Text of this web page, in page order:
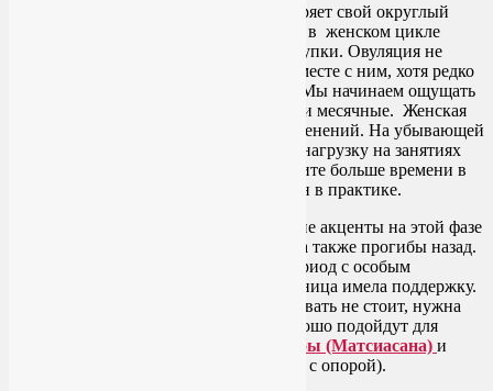
Луна начала убывать и день за днем теряет свой округлый
женственный вид. Как в лунном, так и в женском цикле
пришло время отпускать и идти на уступки. Овуляция не
состоялась, организм в печали, и мы вместе с ним, хотя редко
отдаем себе отчет в этой взаимосвязи. Мы начинаем ощущать
упадок сил, впереди уже маячит ПМС и месячные. Женская
йога не остается в стороне от этих изменений. На убывающей
Луне мы постепенно снижаем темп и нагрузку на занятиях
йогой. Двигайтесь медленнее, проводите больше времени в
каждой позе. Инь-йога снова задает тон в практике.
Женская йога предполагает делать такие акценты на этой фазе
женского цикла: скрутки сидя и лежа, а также прогибы назад.
Но что касается прогибов, то в этот период с особым
вниманием следите за тем, чтобы поясница имела поддержку.
Просто на силу мышц спины рассчитывать не стоит, нужна
дополнительная опора. К примеру, хорошо подойдут для
поза Рыбы (Матсиасана) и
Сету Бандха Сарвангасана (поза Моста с опорой).